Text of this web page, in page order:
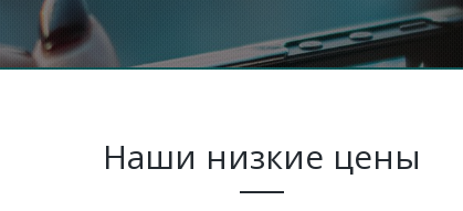
Наши низкие цены